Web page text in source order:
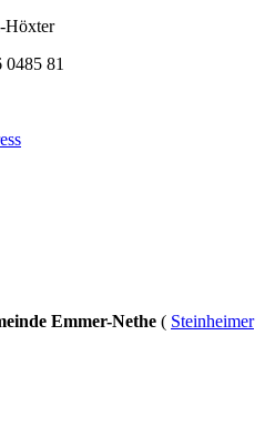
Höxter
81
Emmer-Nethe ( Steinheimer